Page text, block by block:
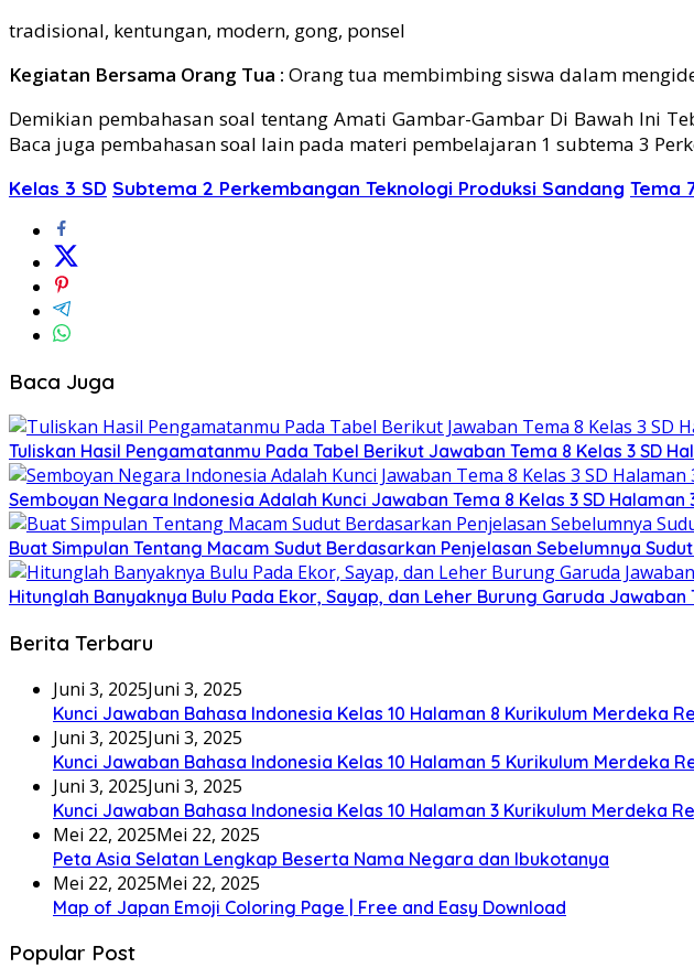
tradisional, kentungan, modern, gong, ponsel
Kegiatan Bersama Orang Tua : Orang tua membimbing siswa dalam
Demikian pembahasan soal tentang Amati Gambar-Gambar Di Bawah Ini
Baca juga pembahasan soal lain pada materi pembelajaran 1 subtema 3
Kelas 3 SD Subtema 2 Perkembangan Teknologi Produksi Sandang Tema
Baca Juga
Tuliskan Hasil Pengamatanmu Pada Tabel Berikut Jawaban Tema 8 Kelas 3 SD
Semboyan Negara Indonesia Adalah Kunci Jawaban Tema 8 Kelas 3 SD Halaman
Buat Simpulan Tentang Macam Sudut Berdasarkan Penjelasan Sebelumnya
Hitunglah Banyaknya Bulu Pada Ekor, Sayap, dan Leher Burung Garuda Jawaban
Berita Terbaru
Juni 3, 2025Juni 3, 2025
Kunci Jawaban Bahasa Indonesia Kelas 10 Halaman 8 Kurikulum Merdeka
Juni 3, 2025Juni 3, 2025
Kunci Jawaban Bahasa Indonesia Kelas 10 Halaman 5 Kurikulum Merdeka
Juni 3, 2025Juni 3, 2025
Kunci Jawaban Bahasa Indonesia Kelas 10 Halaman 3 Kurikulum Merdeka
Mei 22, 2025Mei 22, 2025
Peta Asia Selatan Lengkap Beserta Nama Negara dan Ibukotanya
Mei 22, 2025Mei 22, 2025
Map of Japan Emoji Coloring Page | Free and Easy Download
Popular Post